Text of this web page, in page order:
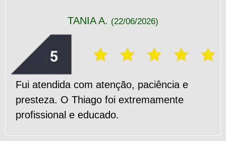
TANIA A. (22/06/2026)
Fui atendida com atenção, paciência e
presteza. O Thiago foi extremamente
profissional e educado.